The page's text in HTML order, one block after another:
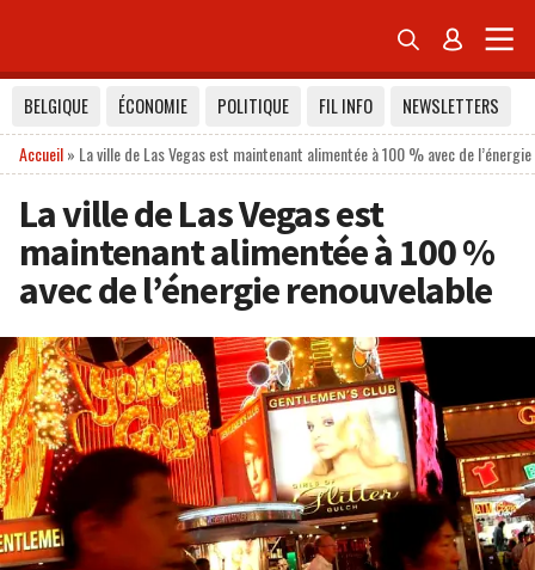
 
BELGIQUE ÉCONOMIE POLITIQUE FIL INFO
NEWSLETTERS
Accueil» La ville de Las Vegas est maintenant alimentée à 100 % avec de
La ville de Las Vegas est
maintenant alimentée à 100 %
avec de l’énergie renouvelable